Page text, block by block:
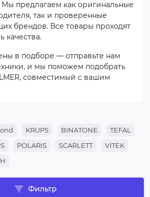
Мы предлагаем как оригинальные
так и проверенные
брендов. Все товары проходят
качества.
в подборе — отправьте нам
и мы поможем подобрать
совместимый с вашим
KRUPS BINATONE
TEFAL
POLARIS SCARLETT
VITEK
Фильтр